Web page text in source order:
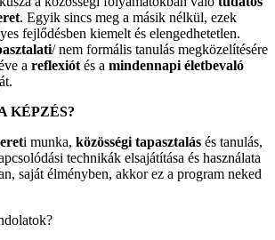
. Egyik sincs meg a másik nélkül, ezek
fejlődésben kiemelt és elengedhetetlen.
/ nem formális tanulás megközelítésére
a reflexiót és a mindennapi életbevaló
KÉPZÉS?
i munka, közösségi tapasztalás és tanulás,
technikák elsajátítása és használata
saját élményben, akkor ez a program neked